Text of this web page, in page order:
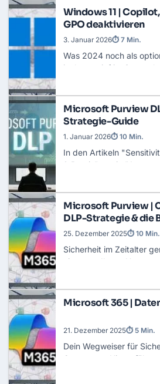
Windows 11 |
GPO deaktivieren
Was 2024 noch als
ist heute tief im
Copilot ist
Windows Recal…
3. Januar 2026⏱ 7 Min.
Microsoft Purview
Strategie-Guide
In den Artikeln "
& Praxis" sowie
von Sensitivity Labels"
Labels…
1. Januar 2026⏱ 10 Min.
Microsoft Purview |
DLP-Strategie & die
Sicherheit im Zeitalter
einem endlosen Hase-
sind die Speicherorte
25. Dezember 2025⏱ 10 Min.
Microsoft 365 |
Dein Wegweiser für
GovernanceHier erfährst
Tenant nicht nur
21. Dezember 2025⏱ 5 Min.